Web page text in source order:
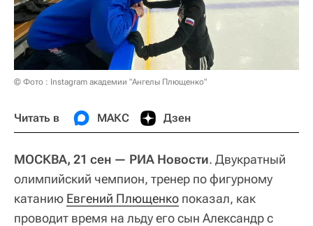
© Фото : Instagram академии "Ангелы Плющенко"
Читать в МАКС Дзен
МОСКВА, 21 сен — РИА Новости. Двукратный
олимпийский чемпион, тренер по фигурному
катанию Евгений Плющенко показал, как
проводит время на льду его сын Александр с